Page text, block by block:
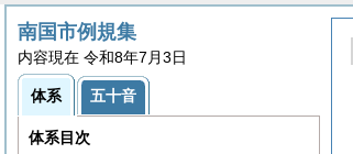
南国市例規集
内容現在 令和8年7月3日
体系 五十音
体系目次